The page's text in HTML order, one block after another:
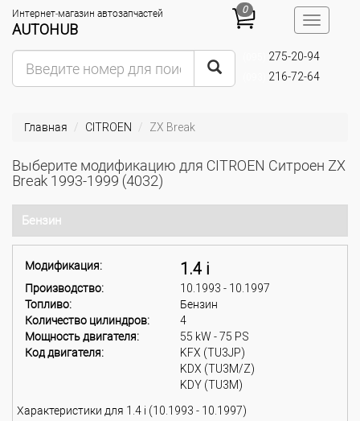
Toggle
0
Интернет-магазин автозапчастей
AUTOHUB
275-20-94
216-72-64
Главная CITROEN ZX Break
Выберите модификацию для CITROEN Ситроен ZX
Break 1993-1999 (4032)
Бензин
Модификация: 1.4 i
Производство:
10.1993 - 10.1997
Топливо:
Бензин
Количество цилиндров:
4
Мощность двигателя:
55 kW - 75 PS
Код двигателя:
KFX (TU3JP)
KDX (TU3M/Z)
KDY (TU3M)
Характеристики для 1.4 i (10.1993 - 10.1997)